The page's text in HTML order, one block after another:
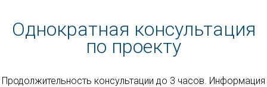
Однократная консультация
по проекту
Продолжительность консультации до 3 часов. Информация